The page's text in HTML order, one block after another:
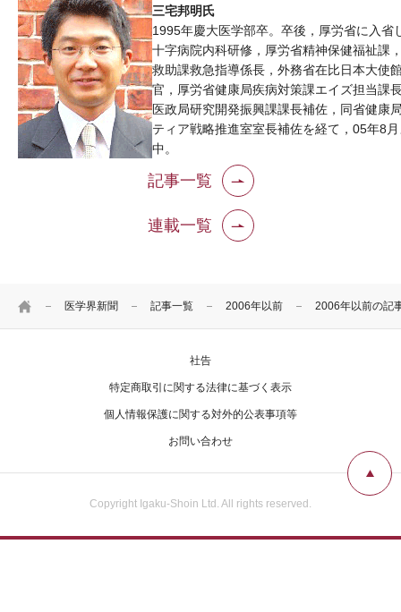
HOME 医学界新聞 記事一覧 2006年以前 2006年以前の記
三宅邦明氏
1995年慶大医学部卒。卒後，厚労省に入省
十字病院内科研修，厚労省精神保健福祉課
救助課救急指導係長，外務省在比日本大使
官，厚労省健康局疾病対策課エイズ担当課
医政局研究開発振興課課長補佐，同省健康
ティア戦略推進室室長補佐を経て，05年8
中。
記事一覧
連載一覧
社告
特定商取引に関する法律に基づく表示
個人情報保護に関する対外的公表事項等
お問い合わせ
Copyright Igaku-Shoin Ltd. All rights reserved.